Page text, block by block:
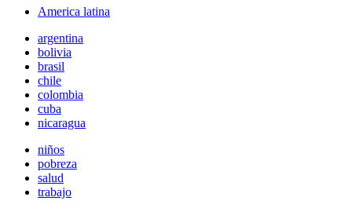
America latina
argentina
bolivia
brasil
chile
colombia
cuba
nicaragua
niños
pobreza
salud
trabajo